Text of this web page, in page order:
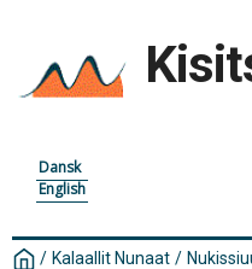
Dansk
English
/ Kalaallit Nunaat /